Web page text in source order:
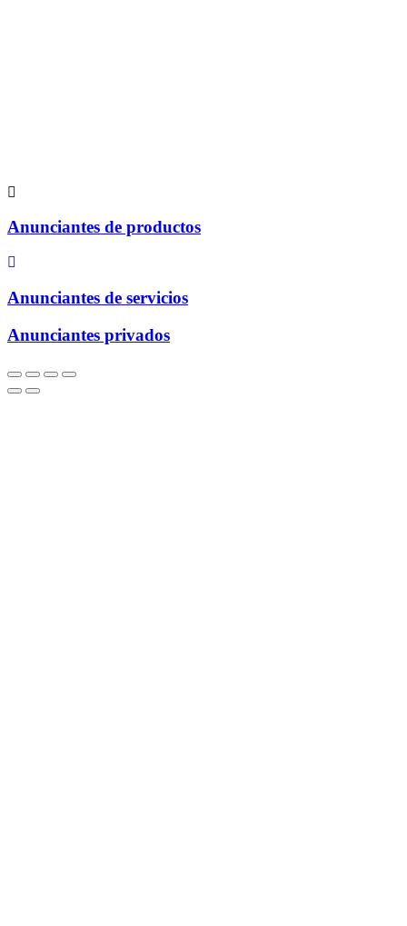
Anunciantes de productos
Anunciantes de servicios
Anunciantes privados